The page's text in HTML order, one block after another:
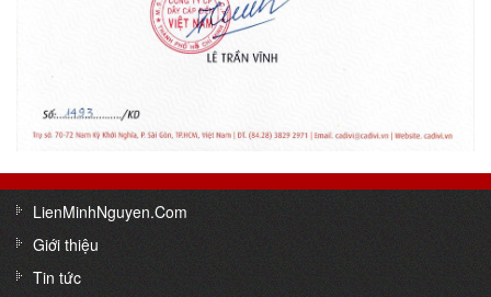
LienMinhNguyen.Com
Giới thiệu
Tin tức